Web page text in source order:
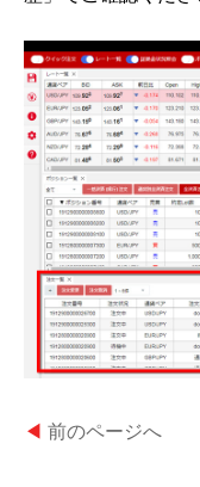
◀ 前のページへ